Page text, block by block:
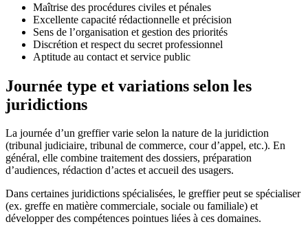
Maîtrise des procédures civiles et pénales
Excellente capacité rédactionnelle et précision
Sens de l’organisation et gestion des priorités
Discrétion et respect du secret professionnel
Aptitude au contact et service public
Journée type et variations selon les
juridictions
La journée d’un greffier varie selon la nature de la juridiction
(tribunal judiciaire, tribunal de commerce, cour d’appel, etc.). En
général, elle combine traitement des dossiers, préparation
d’audiences, rédaction d’actes et accueil des usagers.
Dans certaines juridictions spécialisées, le greffier peut se spécialiser
(ex. greffe en matière commerciale, sociale ou familiale) et
développer des compétences pointues liées à ces domaines.